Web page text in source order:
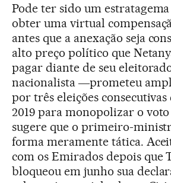
Pode ter sido um
obter uma virtual
antes que a anexação seja
alto preço político que
pagar diante de seu
nacionalista ―prometeu
por três eleições
2019 para monopolizar o
sugere que o primeiro-
forma meramente tática.
com os Emirados depois que
bloqueou em junho sua